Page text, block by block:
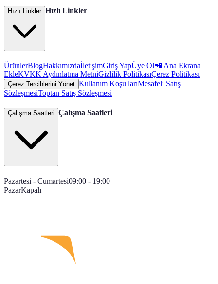
Hızlı Linkler Hızlı Linkler
ÜrünlerBlogHakkımızdaİletişimGiriş YapÜye Ol📲 Ana Ekrana
EkleKVKK Aydınlatma MetniGizlilik PolitikasıÇerez Politikası
Çerez Tercihlerini Yönet Kullanım KoşullarıMesafeli Satış
SözleşmesiToptan Satış Sözleşmesi
Çalışma Saatleri Çalışma Saatleri
Pazartesi - Cumartesi09:00 - 19:00
PazarKapalı